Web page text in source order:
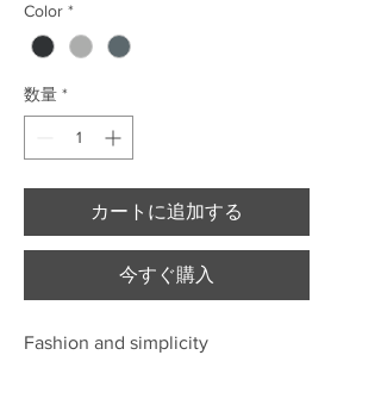
Color *
数量 *
カートに追加する
今すぐ購入
Fashion and simplicity